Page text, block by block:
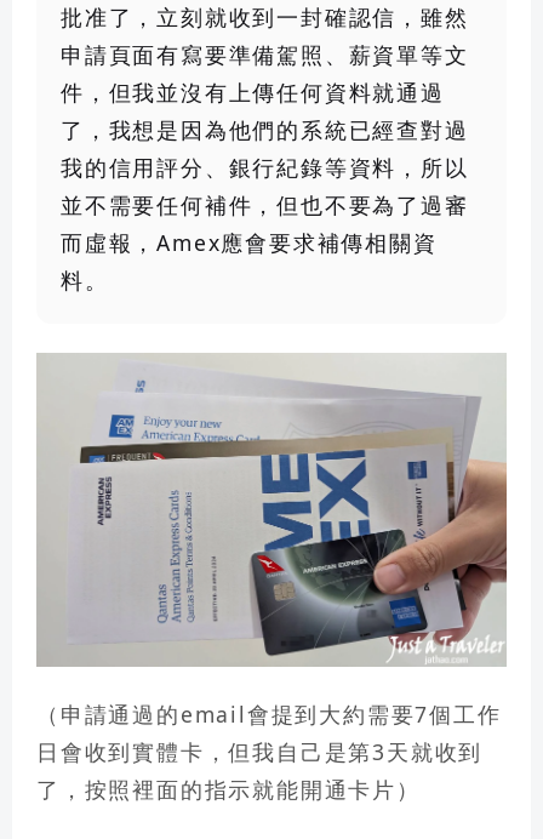
批准了 ，立刻就收到一封確認信，雖然
申請頁面有寫要準備駕照 、 薪資單等文
件，但我並沒有上傳任何資料就通過
了，我想是因為他們的系統已經查對過
我的信用評分、銀行紀錄等資料，所以
並不需要任何補件，但也不要為了過審
而虛報，Amex應會要求補傳相關資
料。
（申請通過的email會提到大約需要7個工作
日會收到實體卡，但我自己是第3天就收到
了，按照裡面的指示就能開通卡片）